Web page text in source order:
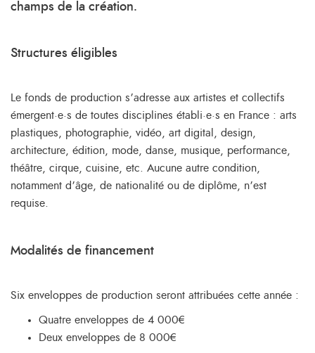
champs de la création.
Structures éligibles
Le fonds de production s’adresse aux artistes et collectifs
émergent·e·s de toutes disciplines établi·e·s en France : arts
plastiques, photographie, vidéo, art digital, design,
architecture, édition, mode, danse, musique, performance,
théâtre, cirque, cuisine, etc. Aucune autre condition,
notamment d’âge, de nationalité ou de diplôme, n’est
requise.
Modalités de financement
Six enveloppes de production seront attribuées cette année :
Quatre enveloppes de 4 000€
Deux enveloppes de 8 000€